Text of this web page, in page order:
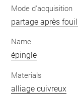
Mode d'acquisition
partage après
Name
épingle
Materials
alliage cuivreux